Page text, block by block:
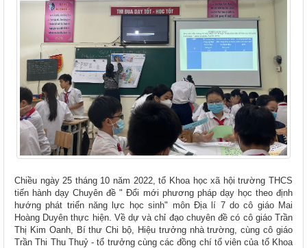
Chiều ngày 25 tháng 10 năm 2022, tổ Khoa học xã hội trường THCS
tiến hành dạy Chuyên đề " Đổi mới phương pháp dạy học theo định
hướng phát triển năng lực học sinh" môn Địa lí 7 do cô giáo Mai
Hoàng Duyên thực hiện. Về dự và chỉ đạo chuyên đề có cô giáo Trần
Thị Kim Oanh, Bí thư Chi bộ, Hiệu trưởng nhà trường, cùng cô giáo
Trần Thi Thu Thuỷ - tổ trưởng cùng các đồng chí tổ viên của tổ Khoa